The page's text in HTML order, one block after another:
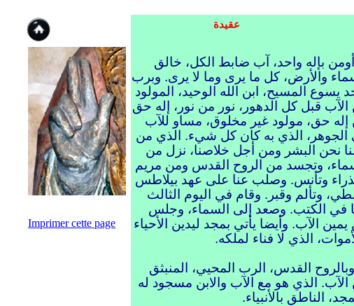
بإله واحد، آب ضابط الكل، خالق
والأرض، كل ما يرى وما لا يرى. وبرب
يسوع المسيح، ابن الله الوحيد، المولود
قبل كل الدهور، نور من نور، إله حق
حق، مولود غير مخلوق، مساو للآب
الجوهر، الذي به كان كل شيء. الذي من
نحن البشر ومن أجل خلاصنا، نزل من
وتجسد من الروح القدس ومن مريم
وتأنس. وصلب عنا على عهد بيلاطس
وتألم وقبر. وقام في اليوم الثالث
في الكتب. وصعد إلى السماء، وجلس
الآب. وأيضا يأتي بمجد ليدين الأحياء
الذي لا فناء لملكه.
القدس، الرب المحيي، المنبثق
الذي هو مع الآب والابن مسجود له
الناطق بالأنبياء.
Imprimer cette page
عقيدة